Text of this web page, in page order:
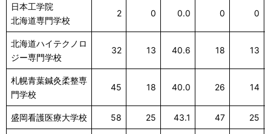
日本工学院
北海道専門学校
2 0 0.0 0 0
北海道ハイテクノロ
ジー専門学校
32 13 40.6 18 13
札幌青葉鍼灸柔整専
門学校
45 18 40.0 26 14
盛岡看護医療大学校 58 25 43.1 47 25